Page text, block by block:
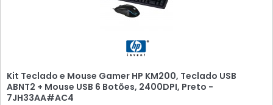
Kit Teclado e Mouse Gamer HP KM200, Teclado USB
ABNT2 + Mouse USB 6 Botões, 2400DPI, Preto -
7JH33AA#AC4